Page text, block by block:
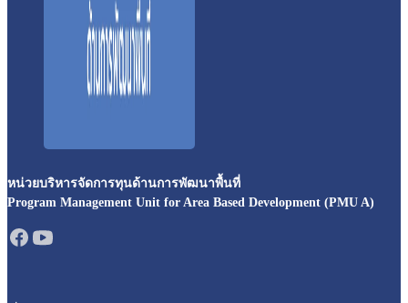
หน่วยบริหารจัดการทุนด้านการพัฒนาพื้นที่
Program Management Unit for Area Based Development (PMU A)